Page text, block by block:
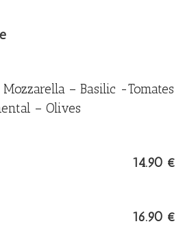
Mozzarella – Basilic -Tomates
– Olives
14.90 €
16.90 €